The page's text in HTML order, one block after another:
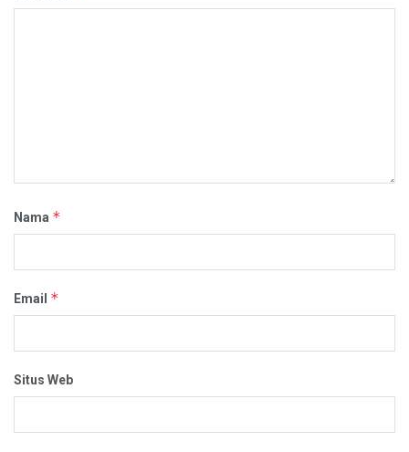
Nama *
Email *
Situs Web